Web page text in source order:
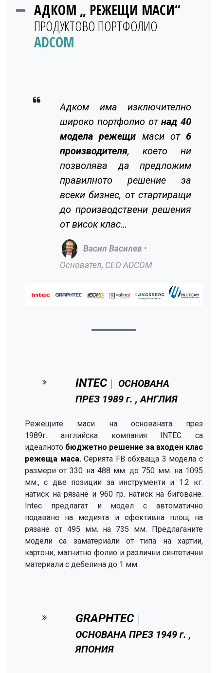
АДКОМ „ РЕЖЕЩИ МАСИ“
ПРОДУКТОВО ПОРТФОЛИО
ADCOM
Адком има изключително
широко портфолио отнад 40
модела режещи маси от6
производителя, което ни
позволява да предложим
правилното решение за
всеки бизнес, от стартиращи
до производствени решения
от висок клас…
Васил Василев •
Основател, CEO ADCOM
INTEC
ОСНОВАНА
ПРЕЗ 1989 г. , АНГЛИЯ
Режещите маси на основаната през
1989г. английска компания INTEC са
идеалното бюджетно решение за входен клас
режеща маса.Серията FB обхв​аща 3 модела с
размери от 330 на 488 мм. до 750 мм. на 1095
мм., с две позиции за инструменти и 1.2 кг.
натиск на рязане и 960 гр. натиск на биговане.
Intec предлагат и модел с автоматично
подаване на медията и ефективна площ на
рязане от 495 мм. на 735 мм. Предлаганите
модели са заматериали от типа на хартии,
картони, магнитно фолио и различни синтетични
материали с дебелина до 1 мм.
GRAPHTEC
ОСНОВАНА ПРЕЗ 1949 г. ,
ЯПОНИЯ